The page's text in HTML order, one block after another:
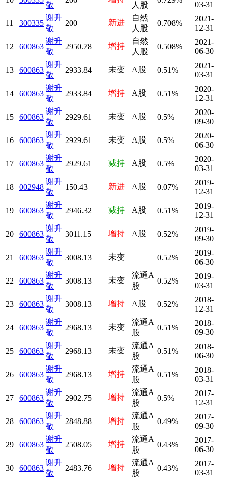
敬 人股 03-31
11 300335
谢升
敬
200 新进
自然
人股
0.708%
2021-
12-31
12 600863
谢升
敬
2950.78 增持
自然
人股
0.508%
2021-
06-30
13 600863
谢升
敬
2933.84 未变 A股 0.51%
2021-
03-31
14 600863
谢升
敬
2933.84 增持 A股 0.51%
2020-
12-31
15 600863
谢升
敬
2929.61 未变 A股 0.5%
2020-
09-30
16 600863
谢升
敬
2929.61 未变 A股 0.5%
2020-
06-30
17 600863
谢升
敬
2929.61 减持 A股 0.5%
2020-
03-31
18 002948
谢升
敬
150.43 新进 A股 0.07%
2019-
12-31
19 600863
谢升
敬
2946.32 减持 A股 0.51%
2019-
12-31
20 600863
谢升
敬
3011.15 增持 A股 0.52%
2019-
09-30
21 600863
谢升
敬
3008.13 未变 0.52%
2019-
06-30
22 600863
谢升
敬
3008.13 未变
流通A
股
0.52%
2019-
03-31
23 600863
谢升
敬
3008.13 增持 A股 0.52%
2018-
12-31
24 600863
谢升
敬
2968.13 未变
流通A
股
0.51%
2018-
09-30
25 600863
谢升
敬
2968.13 未变
流通A
股
0.51%
2018-
06-30
26 600863
谢升
敬
2968.13 增持
流通A
股
0.51%
2018-
03-31
27 600863
谢升
敬
2902.75 增持
流通A
股
0.5%
2017-
12-31
28 600863
谢升
敬
2848.88 增持
流通A
股
0.49%
2017-
09-30
29 600863
谢升
敬
2508.05 增持
流通A
股
0.43%
2017-
06-30
30 600863
谢升
敬
2483.76 增持
流通A
股
0.43%
2017-
03-31